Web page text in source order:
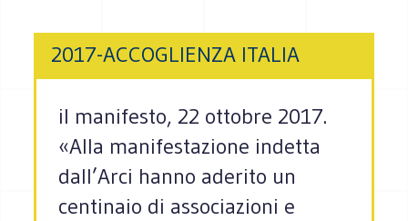
2017-ACCOGLIENZA ITALIA
il manifesto, 22 ottobre 2017.
«Alla manifestazione indetta
dall’Arci hanno aderito un
centinaio di associazioni e